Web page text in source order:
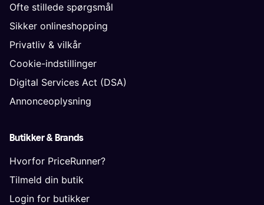
Ofte stillede spørgsmål
Sikker onlineshopping
Privatliv & vilkår
Cookie-indstillinger
Digital Services Act (DSA)
Annonceoplysning
Butikker & Brands
Hvorfor PriceRunner?
Tilmeld din butik
Login for butikker